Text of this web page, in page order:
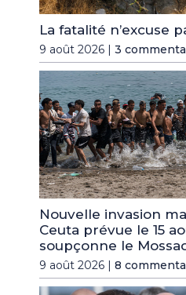
La fatalité n’excuse
9 août 2026 | 3
Nouvelle invasion
Ceuta prévue le 15
soupçonne le
9 août 2026 | 8